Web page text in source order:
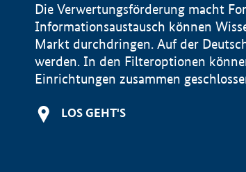
Die Verwertungsförderung macht
Informationsaustausch können
Markt durchdringen. Auf der
werden. In den Filteroptionen
Einrichtungen zusammen
LOS GEHT'S